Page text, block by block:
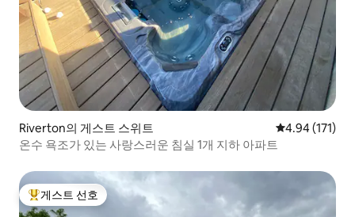
Riverton의 게스트 스위트 평점 4.94점(5
4.94 (171)
온수 욕조가 있는 사랑스러운 침실 1개 지하 아파트
상위 게스트 선호
게스트 선호